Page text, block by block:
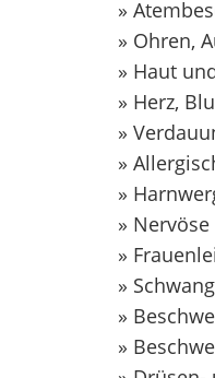
»
» Ohren,
» Haut
» Herz,
»
»
»
»
»
»
»
»